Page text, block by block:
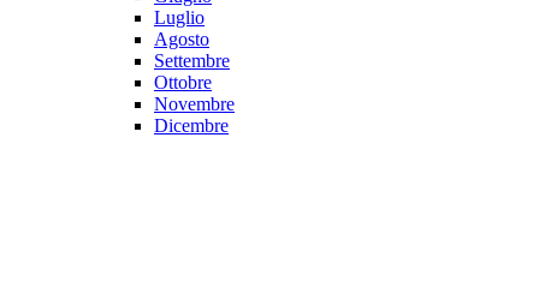
Luglio
Agosto
Settembre
Ottobre
Novembre
Dicembre